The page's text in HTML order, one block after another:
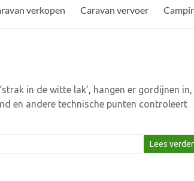
verkopen Caravan vervoer
in de witte lak’, hangen er gordijnen in,
en andere technische punten controleert
Lees verder